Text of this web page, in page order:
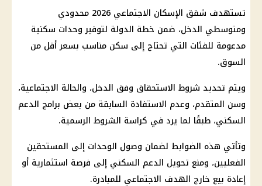
تستهدف شقق الإسكان الاجتماعي
2026 محدودي
ومتوسطي الدخل، ضمن خطة الدولة لتوفيروحدات سكنية
مدعومة للفئات التي تحتاج إلى سكن مناسب بسعر أقل من
السوق.
ويتم تحديد شروط الاستحقاق وفق الدخل، والحالة الاجتماعية،
وسن المتقدم، وعدم الاستفادة السابقة من بعض برامج الدعم
السكني، طبقًا لما يرد في كراسة الشروط الرسمية.
وتأتي هذه الضوابط لضمان وصول الوحدات إلى المستحقين
الفعليين، ومنع تحويل الدعم السكني إلى فرصة استثمارية أو
إعادة بيع خارج الهدف الاجتماعي للمبادرة.